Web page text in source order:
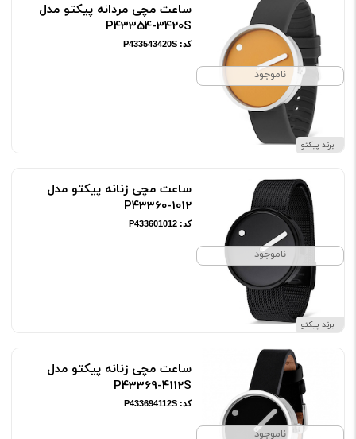
ناموجود
برند پیکتو
ساعت مچی مردانه پیکتو مدل
P43354-3420S
کد: P433543420S
ناموجود
برند پیکتو
ساعت مچی زنانه پیکتو مدل
P43360-1012
کد: P433601012
ناموجود
ساعت مچی زنانه پیکتو مدل
P43369-4112S
کد: P433694112S